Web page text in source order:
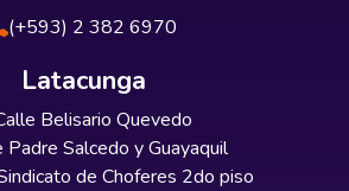
(+593) 2 382 6970
Latacunga
Belisario Quevedo
Padre Salcedo y Guayaquil
de Choferes 2do piso